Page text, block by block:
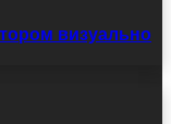
визуально